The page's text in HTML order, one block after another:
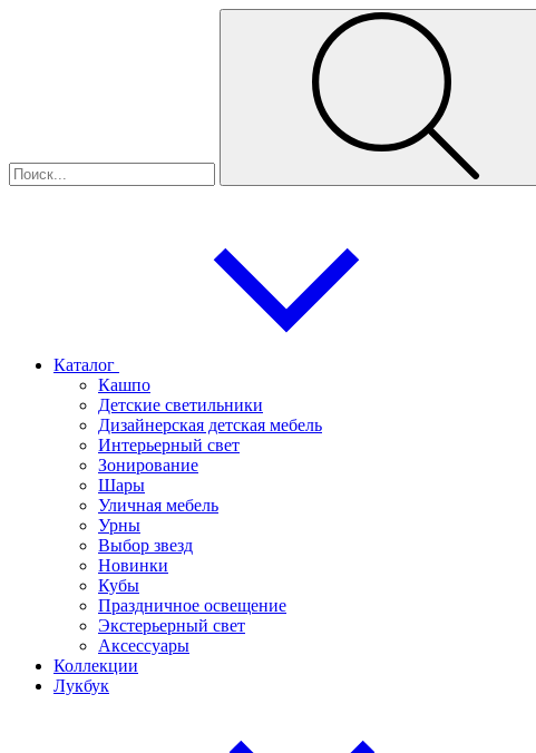
Каталог
Кашпо
Детские светильники
Дизайнерская детская мебель
Интерьерный свет
Зонирование
Шары
Уличная мебель
Урны
Выбор звезд
Новинки
Кубы
Праздничное освещение
Экстерьерный свет
Аксессуары
Коллекции
Лукбук